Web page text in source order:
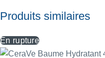
Produits similaires
En rupture